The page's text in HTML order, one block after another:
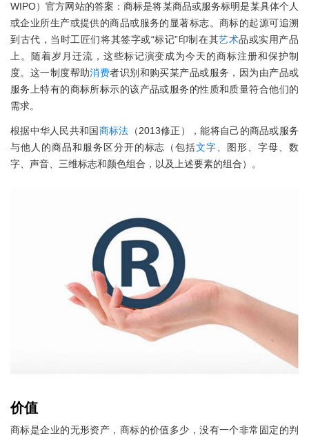
WIPO）官方网站的答案：商标是将某商品或服务标明是某具体个人
或企业所生产或提供的商品或服务的显著标志。商标的起源可追溯
到古代，当时工匠们将其签字或“标记”印制在其艺术品或实用产品
上。随着岁月迁流，这些标记演变成为今天的商标注册和保护制
度。这一制度帮助消费者识别和购买某产品或服务，因为由产品或
服务上特有的商标所标示的该产品或服务的性质和质量符合他们的
需求。
根据中华人民共和国商标法 （2013修正），能将自己的商品或服务
与他人的商品和服务区分开的标志（包括文字 、图形、字母、数
字、声音、三维标志和颜色组合，以及上述要素的组合）。
价值
商标是企业的无形资产，商标的价值多少，没有一个非常固定的判